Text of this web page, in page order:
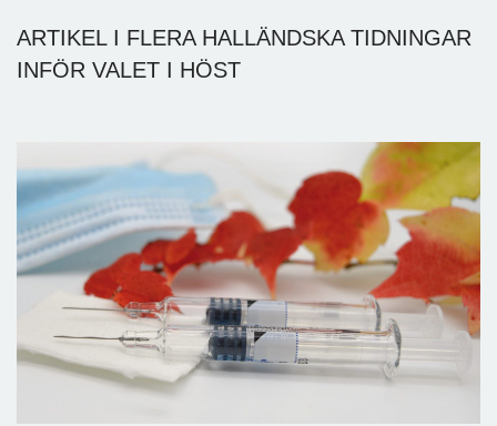
ARTIKEL I FLERA HALLÄNDSKA TIDNINGAR
INFÖR VALET I HÖST